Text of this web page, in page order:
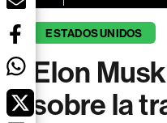
ESTADOS UNIDOS
Elon
sobre la